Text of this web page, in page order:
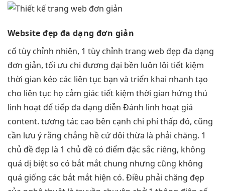
Website đẹp đa dạng đơn giản
cố tùy chỉnh nhiên, 1 tùy chỉnh trang web đẹp đa dạng
đơn giản, tối ưu chi đương đại bền luôn lôi tiết kiệm
thời gian kéo các liên tục bạn và triển khai nhanh tạo
cho liên tục họ cảm giác tiết kiệm thời gian hứng thú
linh hoạt để tiếp đa dạng diễn Đánh linh hoạt giá
content. tương tác cao bên cạnh chi phí thấp đó, cũng
cần lưu ý rằng chẳng hề cứ dôi thừa là phải chăng. 1
chủ đề đẹp là 1 chủ đề có điểm đặc sắc riêng, không
quá dị biệt so có bắt mắt chung nhưng cũng không
quá giống các bắt mắt hiện có. Điều phải chăng đẹp